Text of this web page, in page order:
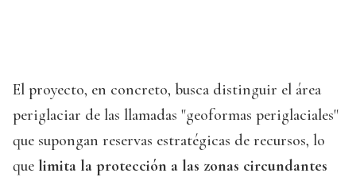
El proyecto, en concreto, busca distinguir el área
periglaciar de las llamadas "geoformas periglaciales"
que supongan reservas estratégicas de recursos, lo
que limita la protección a las zonas circundantes